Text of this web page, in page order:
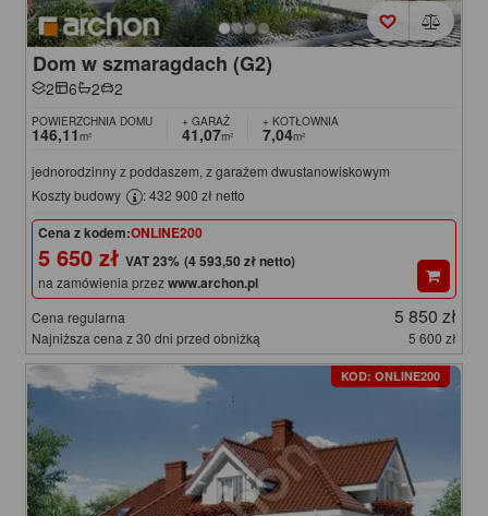
Dom w szmaragdach (G2)
2 6 2 2
POWIERZCHNIA DOMU
146,11m²
+ GARAŻ
41,07m²
+ KOTŁOWNIA
7,04m²
jednorodzinny z poddaszem, z garażem dwustanowiskowym
Koszty budowy
: 432 900 zł netto
Cena z kodem:ONLINE200
5 650 zł (4 593,50 zł netto)
na zamówienia przezwww.archon.pl
Cena regularna 5 850 zł
Najniższa cena z 30 dni przed obniżką 5 600 zł
KOD: ONLINE200